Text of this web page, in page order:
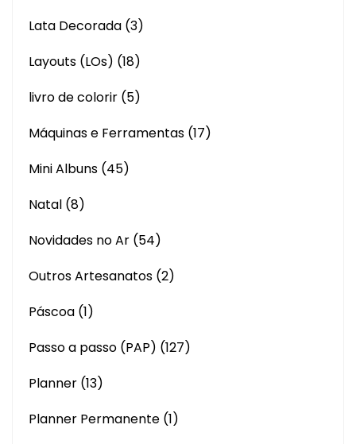
Lata Decorada (3)
Layouts (LOs) (18)
livro de colorir (5)
Máquinas e Ferramentas (17)
Mini Albuns (45)
Natal (8)
Novidades no Ar (54)
Outros Artesanatos (2)
Páscoa (1)
Passo a passo (PAP) (127)
Planner (13)
Planner Permanente (1)